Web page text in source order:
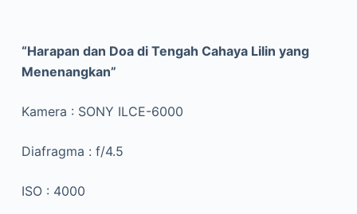
“Harapan dan Doa di Tengah Cahaya Lilin yang
Menenangkan”
Kamera : SONY ILCE-6000
Diafragma : f/4.5
ISO : 4000